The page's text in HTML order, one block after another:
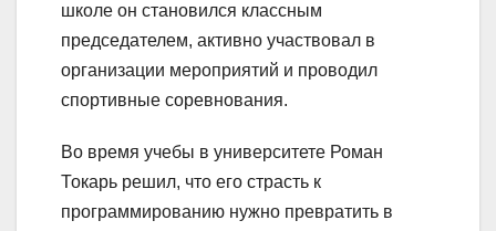
школе он становился классным
председателем, активно участвовал в
организации мероприятий и проводил
спортивные соревнования.
Во время учебы в университете Роман
Токарь решил, что его страсть к
программированию нужно превратить в